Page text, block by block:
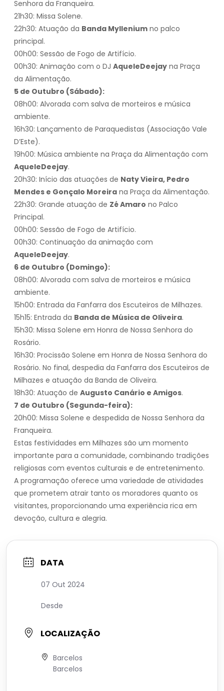
Senhora da Franqueira.
21h30: Missa Solene.
22h30: Atuação da Banda Myllenium no palco
principal.
00h00: Sessão de Fogo de Artifício.
00h30: Animação com o DJ AqueleDeejay na Praça
da Alimentação.
5 de Outubro (Sábado):
08h00: Alvorada com salva de morteiros e música
ambiente.
16h30: Lançamento de Paraquedistas (Associação Vale
D’Este).
19h00: Música ambiente na Praça da Alimentação com
AqueleDeejay.
20h30: Início das atuações de Naty Vieira, Pedro
Mendes e Gonçalo Moreira na Praça da Alimentação.
22h30: Grande atuação de Zé Amaro no Palco
Principal.
00h00: Sessão de Fogo de Artifício.
00h30: Continuação da animação com
AqueleDeejay.
6 de Outubro (Domingo):
08h00: Alvorada com salva de morteiros e música
ambiente.
15h00: Entrada da Fanfarra dos Escuteiros de Milhazes.
15h15: Entrada da Banda de Música de Oliveira.
15h30: Missa Solene em Honra de Nossa Senhora do
Rosário.
16h30: Procissão Solene em Honra de Nossa Senhora do
Rosário. No final, despedia da Fanfarra dos Escuteiros de
Milhazes e atuação da Banda de Oliveira.
18h30: Atuação de Augusto Canário e Amigos.
7 de Outubro (Segunda-feira):
20h00: Missa Solene e despedida de Nossa Senhora da
Franqueira.
Estas festividades em Milhazes são um momento
importante para a comunidade, combinando tradições
religiosas com eventos culturais e de entretenimento.
A programação oferece uma variedade de atividades
que prometem atrair tanto os moradores quanto os
visitantes, proporcionando uma experiência rica em
devoção, cultura e alegria.
DATA
07 Out 2024
Desde
LOCALIZAÇÃO
Barcelos
Barcelos